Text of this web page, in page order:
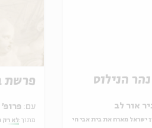
הנילוס
ישראל מארח את בית אבי חי
פרשת
עם:
מתוך: לא רק